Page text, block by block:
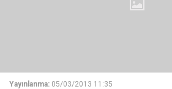
Yayınlanma: 05/03/2013 11:35